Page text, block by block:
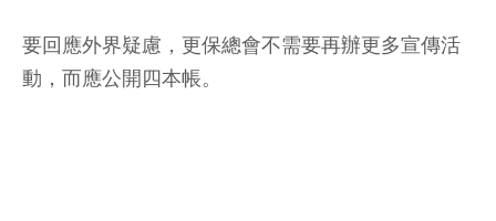
要回應外界疑慮，更保總會不需要再辦更多宣傳活
動，而應公開四本帳。